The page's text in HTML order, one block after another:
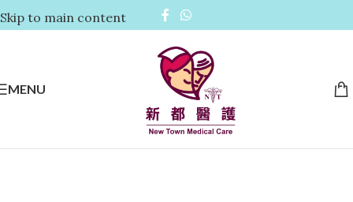
Skip to main content
MENU